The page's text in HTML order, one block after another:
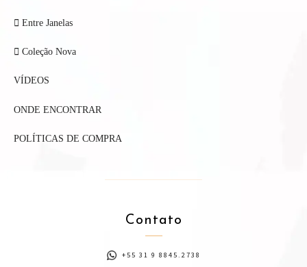
Entre Janelas
Coleção Nova
VÍDEOS
ONDE ENCONTRAR
POLÍTICAS DE COMPRA
Contato
+55 31 9 8845.2738